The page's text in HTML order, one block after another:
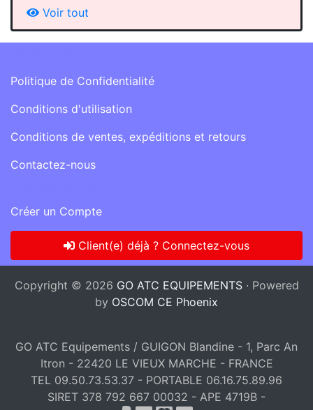
Voir tout
Politique de Confidentialité
Conditions d'utilisation
Conditions de ventes, expéditions et retours
Contactez-nous
Créer un Compte
Client(e) déjà ? Connectez-vous
Copyright © 2026 GO ATC EQUIPEMENTS· Powered
by OSCOM CE Phoenix
GO ATC Equipements / GUIGON Blandine - 1, Parc An
Itron - 22420 LE VIEUX MARCHE - FRANCE
TEL 09.50.73.53.37 - PORTABLE 06.16.75.89.96
SIRET 378 792 667 00032 - APE 4719B -